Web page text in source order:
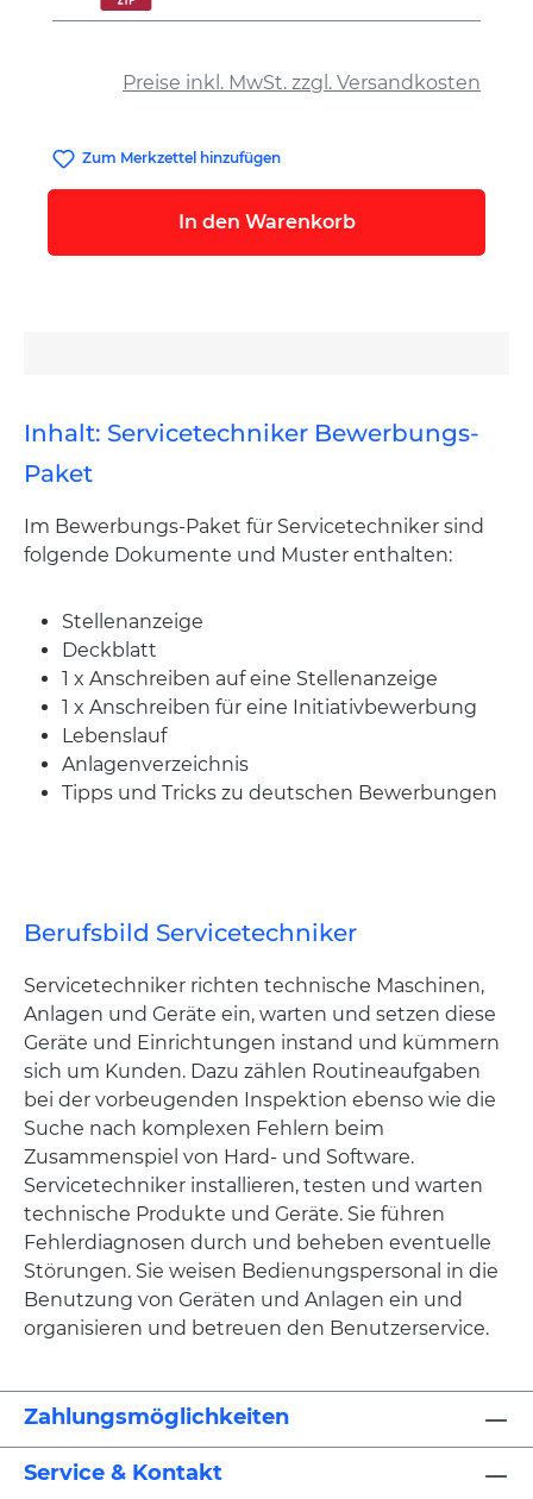
Preise inkl. MwSt. zzgl. Versandkosten
Zum Merkzettel hinzufügen
In den Warenkorb
Inhalt: Servicetechniker Bewerbungs-
Paket
Im Bewerbungs-Paket für Servicetechniker sind
folgende Dokumente und Muster enthalten:
Stellenanzeige
Deckblatt
1 x Anschreiben auf eine Stellenanzeige
1 x Anschreiben für eine Initiativbewerbung
Lebenslauf
Anlagenverzeichnis
Tipps und Tricks zu deutschen Bewerbungen
Berufsbild Servicetechniker
Servicetechniker richten technische Maschinen,
Anlagen und Geräte ein, warten und setzen diese
Geräte und Einrichtungen instand und kümmern
sich um Kunden. Dazu zählen Routineaufgaben
bei der vorbeugenden Inspektion ebenso wie die
Suche nach komplexen Fehlern beim
Zusammenspiel von Hard- und Software.
Servicetechniker installieren, testen und warten
technische Produkte und Geräte. Sie führen
Fehlerdiagnosen durch und beheben eventuelle
Störungen. Sie weisen Bedienungspersonal in die
Benutzung von Geräten und Anlagen ein und
organisieren und betreuen den Benutzerservice.
Zahlungsmöglichkeiten
Service & Kontakt